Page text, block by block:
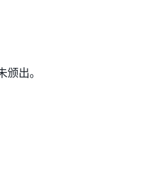
出。